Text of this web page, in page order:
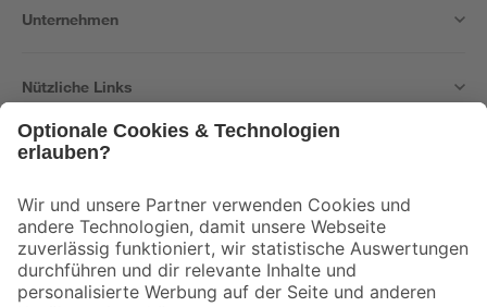
Unternehmen
Nützliche Links
Der toom Newsletter: Keine Angebote und Aktionen mehr verpassen!
Zur Newsletter Anmeldung